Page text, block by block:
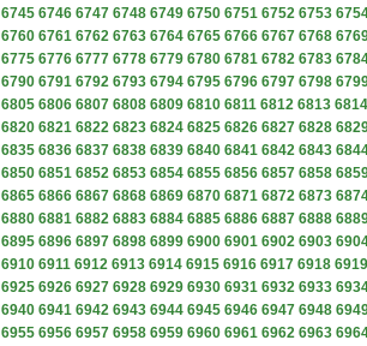
6745 6746 6747 6748 6749 6750 6751 6752 6753
6760 6761 6762 6763 6764 6765 6766 6767 6768
6775 6776 6777 6778 6779 6780 6781 6782 6783
6790 6791 6792 6793 6794 6795 6796 6797 6798
6805 6806 6807 6808 6809 6810 6811 6812 6813 6814
6820 6821 6822 6823 6824 6825 6826 6827 6828
6835 6836 6837 6838 6839 6840 6841 6842 6843
6850 6851 6852 6853 6854 6855 6856 6857 6858
6865 6866 6867 6868 6869 6870 6871 6872 6873
6880 6881 6882 6883 6884 6885 6886 6887 6888
6895 6896 6897 6898 6899 6900 6901 6902 6903
6910 6911 6912 6913 6914 6915 6916 6917 6918 6919
6925 6926 6927 6928 6929 6930 6931 6932 6933
6940 6941 6942 6943 6944 6945 6946 6947 6948
6955 6956 6957 6958 6959 6960 6961 6962 6963